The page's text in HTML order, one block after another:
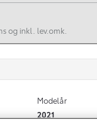
og inkl. lev.omk.
Modelår
2021